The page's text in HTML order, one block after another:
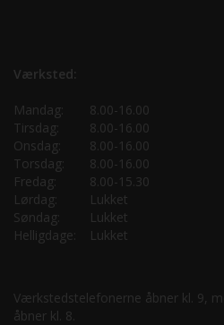
Værksted:
Mandag:
8.00-16.00
Tirsdag:
8.00-16.00
Onsdag:
8.00-16.00
Torsdag:
8.00-16.00
Fredag:
8.00-15.30
Lørdag:
Lukket
Søndag:
Lukket
Helligdage:
Lukket
Værkstedstelefonerne åbner kl. 9,
åbner kl. 8.